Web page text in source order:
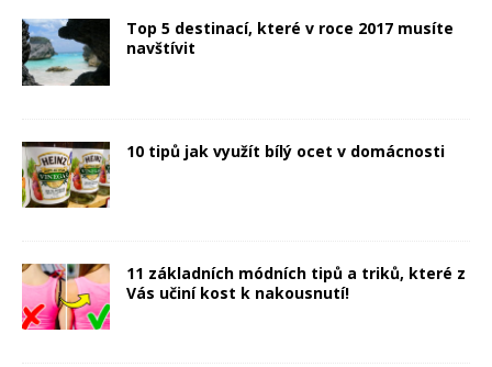
Top 5 destinací, které v roce 2017 musíte
navštívit
10 tipů jak využít bílý ocet v domácnosti
11 základních módních tipů a triků, které z
Vás učiní kost k nakousnutí!